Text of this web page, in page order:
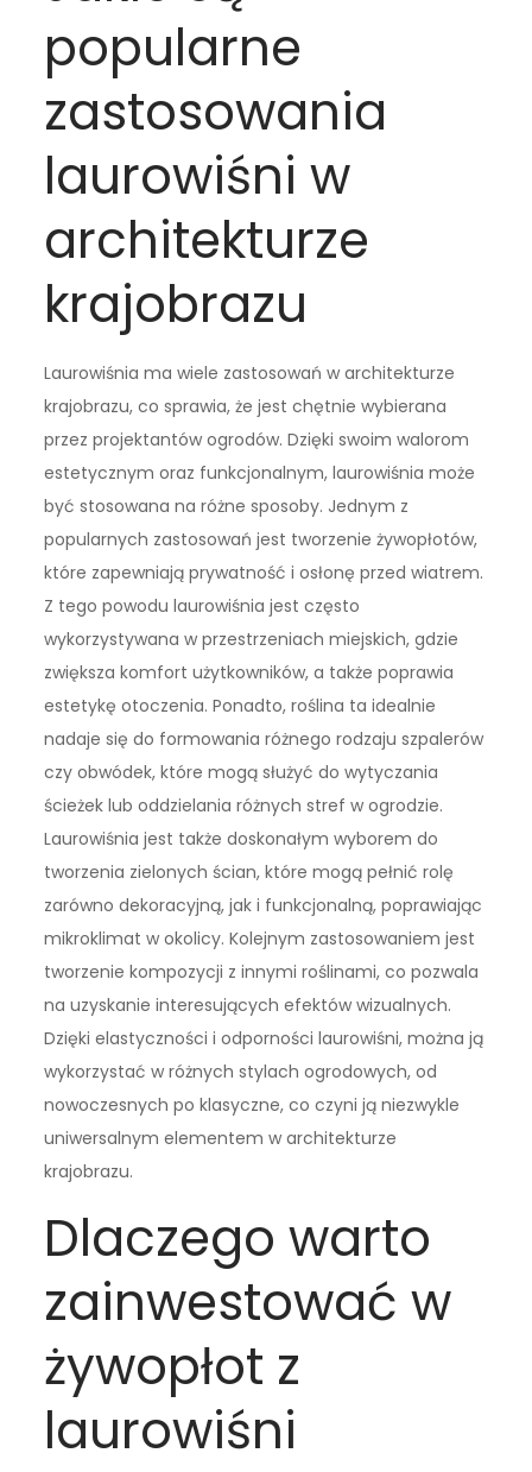
popularne
zastosowania
laurowiśni w
architekturze
krajobrazu
Laurowiśnia ma wiele zastosowań w architekturze
krajobrazu, co sprawia, że jest chętnie wybierana
przez projektantów ogrodów. Dzięki swoim walorom
estetycznym oraz funkcjonalnym, laurowiśnia może
być stosowana na różne sposoby. Jednym z
popularnych zastosowań jest tworzenie żywopłotów,
które zapewniają prywatność i osłonę przed wiatrem.
Z tego powodu laurowiśnia jest często
wykorzystywana w przestrzeniach miejskich, gdzie
zwiększa komfort użytkowników, a także poprawia
estetykę otoczenia. Ponadto, roślina ta idealnie
nadaje się do formowania różnego rodzaju szpalerów
czy obwódek, które mogą służyć do wytyczania
ścieżek lub oddzielania różnych stref w ogrodzie.
Laurowiśnia jest także doskonałym wyborem do
tworzenia zielonych ścian, które mogą pełnić rolę
zarówno dekoracyjną, jak i funkcjonalną, poprawiając
mikroklimat w okolicy. Kolejnym zastosowaniem jest
tworzenie kompozycji z innymi roślinami, co pozwala
na uzyskanie interesujących efektów wizualnych.
Dzięki elastyczności i odporności laurowiśni, można ją
wykorzystać w różnych stylach ogrodowych, od
nowoczesnych po klasyczne, co czyni ją niezwykle
uniwersalnym elementem w architekturze
krajobrazu.
Dlaczego warto
zainwestować w
żywopłot z
laurowiśni